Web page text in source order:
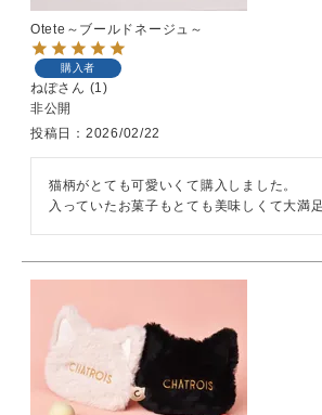
Otete～ブールドネージュ～
購入者
ねぽ
1
非公開
投稿日
2026/02/22
猫柄がとても可愛いくて購入しました。
入っていたお菓子もとても美味しくて大満足